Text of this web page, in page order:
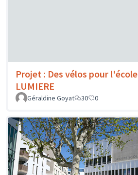
Projet : Des vélos pour l'école
LUMIERE
Géraldine Goyat
30 0